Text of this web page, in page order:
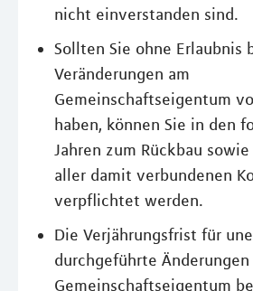
nicht einverstanden sind.
Sollten Sie ohne Erlaubnis
Veränderungen am
Gemeinschaftseigentum
haben, können Sie in den
Jahren zum Rückbau
aller damit verbundenen
verpflichtet werden.
Die Verjährungsfrist für
durchgeführte Änderungen
Gemeinschaftseigentum